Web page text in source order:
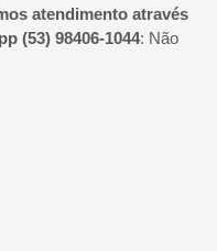
atendimento através
(53) 98406-1044: Não